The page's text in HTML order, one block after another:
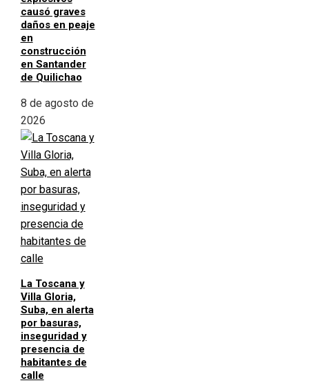
causó graves
daños en peaje
en
construcción
en Santander
de Quilichao
8 de agosto de
2026
La Toscana y
Villa Gloria,
Suba, en alerta
por basuras,
inseguridad y
presencia de
habitantes de
calle